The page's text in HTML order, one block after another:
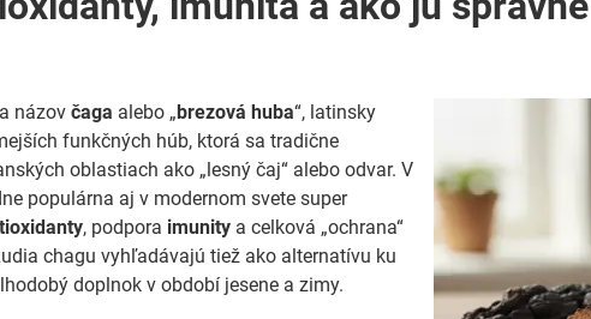
názovčaga alebo „brezová huba“, latinsky
funkčných húb, ktorá sa tradične
oblastiach ako „lesný čaj“ alebo odvar. V
populárna aj v modernom svete super
, podpora imunity a celková „ochrana“
chagu vyhľadávajú tiež ako alternatívu ku
doplnok v období jesene a zimy.